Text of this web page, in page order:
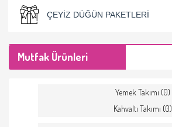
ÇEYIZ DÜĞÜN PAKETLERI
Mutfak Ürünleri
Yemek Takımı (0)
Kahvaltı Takımı (0)